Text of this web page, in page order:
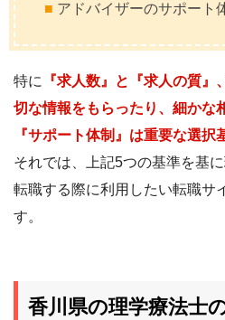
■ アドバイザーのサポート
特に
『求人数』と『求人の質
切な情報をもらったり、細かな
『サポート体制』は重要な選択
それでは、上記5つの基準を基
転職する際に利用したい転職サ
す。
香川県の理学療法士